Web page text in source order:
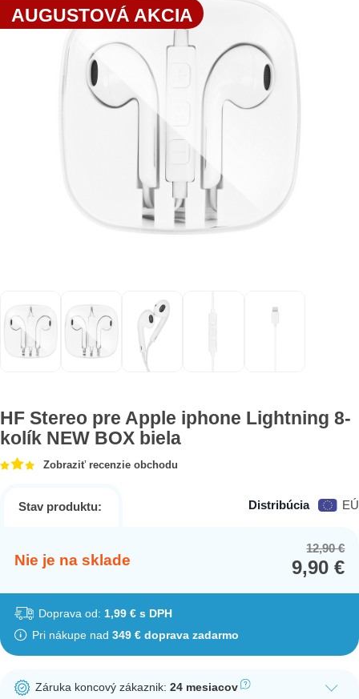
AUGUSTOVÁ AKCIA
HF Stereo pre Apple iphone Lightning 8-
kolík NEW BOX biela
Zobraziť recenzie obchodu
Stav produktu: Distribúcia EÚ
Nie je na sklade
12,90€
9,90€
Doprava od: 1,99 € s DPH
Pri nákupe nad 349 € doprava zadarmo
Záruka koncový zákaznik:24 mesiacov